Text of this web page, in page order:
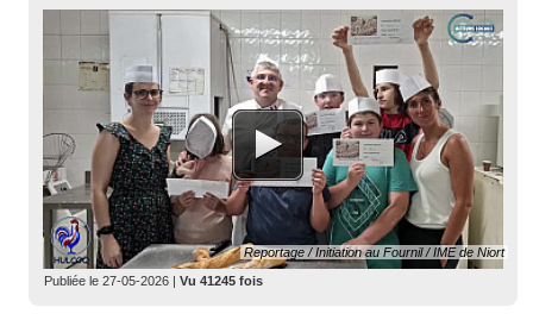
Reportage / Initiation au Fournil / IME de Niort
Publiée le 27-05-2026 | Vu 41245 fois